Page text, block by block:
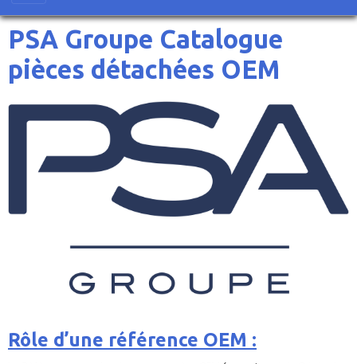
PSA Groupe Catalogue
pièces détachées OEM
Rôle d’une référence OEM :